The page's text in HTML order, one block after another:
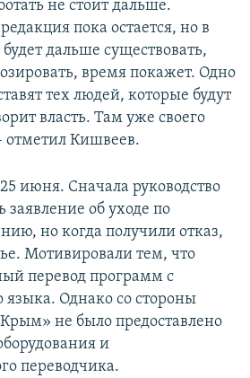
не стоит дальше.
пока остается, но в
дальше существовать,
время покажет. Одно
тех людей, которые будут
власть. Там уже своего
отметил Кишвеев.
июня. Сначала руководство
заявление об уходе по
но когда получили отказ,
Мотивировали тем, что
перевод программ с
языка. Однако со стороны
не было предоставлено
и
переводчика.